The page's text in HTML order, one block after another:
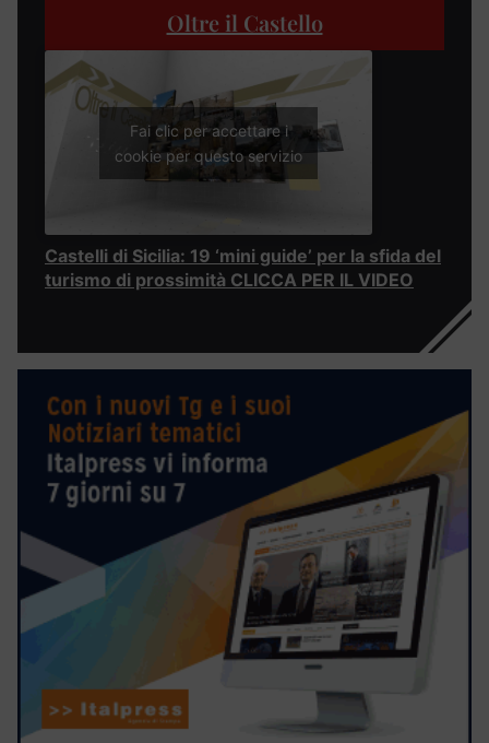
Oltre il Castello
Fai clic per accettare i
cookie per questo servizio
Castelli di Sicilia: 19 ‘mini guide’ per la sfida del
turismo di prossimità CLICCA PER IL VIDEO